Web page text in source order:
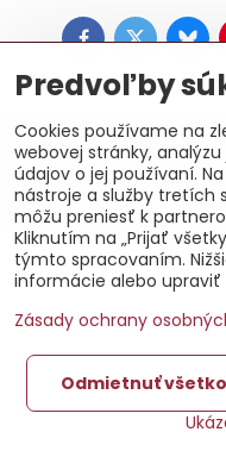
FacebookTwitter
©
Predvoľby súkromia
Vytvorené
Predvoľby
Cookies používame na
webovej stránky,
údajov o jej používaní.
nástroje a služby tretích
môžu preniesť k
Kliknutím na „Prijať
týmto spracovaním.
informácie alebo upraviť
Zásady ochrany
Odmietnuť všetko